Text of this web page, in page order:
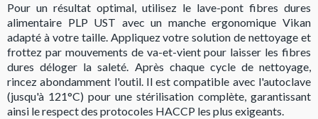
Pour un résultat optimal, utilisez le lave-pont fibres dures
alimentaire PLP UST avec un manche ergonomique Vikan
adapté à votre taille. Appliquez votre solution de nettoyage et
frottez par mouvements de va-et-vient pour laisser les fibres
dures déloger la saleté. Après chaque cycle de nettoyage,
rincez abondamment l'outil. Il est compatible avec l'autoclave
(jusqu'à 121°C) pour une stérilisation complète, garantissant
ainsi le respect des protocoles HACCP les plus exigeants.